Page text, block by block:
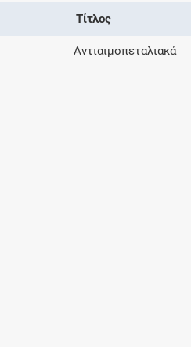
Τίτλος
Αντιαιμοπεταλιακά